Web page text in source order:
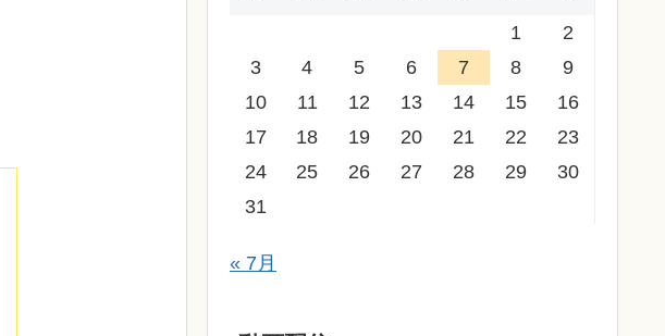
1
2
3
4 5 6 7 8
9
10
11 12 13 14 15
16
17
18 19 20 21 22
23
24
25 26 27 28 29
30
31
« 7月